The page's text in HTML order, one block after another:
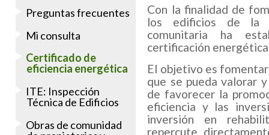
Con la finalidad de
los edificios de la
comunitaria ha
certificación
El objetivo es
que se pueda valorar
de favorecer la
eficiencia y las
inversión en
repercute
Preguntas frecuentes
Mi consulta
Certificado de
eficiencia energética
ITE: Inspección
Técnica de Edificios
Obras de comunidad